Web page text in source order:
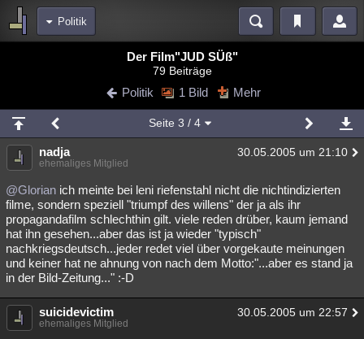
Politik
Blogs
Chat Wiki Neuigkeiten
meine Rubriken
Menschen Mystery Kriminalfälle
Spiritualität Verschwörungen Technologie Ufologie
Natur Umfragen Unterhaltung
weitere Rubriken
Philosophie Träume Orte Esoterik Literatur
Astronomie Helpdesk Gruppen Gaming Filme
Musik Clash
Der Film"JUD SÜß"
79 Beiträge
Politik 1 Bild Mehr
Seite 3 / 4
nadja 30.05.2005 um 21:10
ehemaliges Mitglied
@Glorian ich meinte bei leni riefenstahl nicht die nichtindizierten
filme, sondern speziell "triumpf des willens" der ja als ihr
propagandafilm schlechthin gilt. viele reden drüber, kaum jemand
hat ihn gesehen...aber das ist ja wieder "typisch"
nachkriegsdeutsch...jeder redet viel über vorgekaute meinungen
und keiner hat ne ahnung von nach dem Motto:"...aber es stand ja
in der Bild-Zeitung..." :-D
suicidevictim 30.05.2005 um 22:57
ehemaliges Mitglied